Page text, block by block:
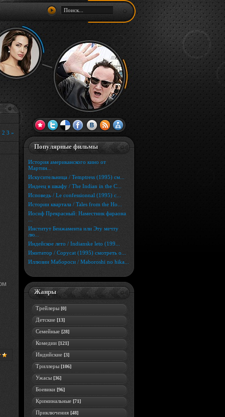
2 3 »
Популярные фильмы
История американского кино от
Мартин...
Искусительница / Temptress (1995) см...
Индеец в шкафу / The Indian in the C...
Исповедь / Le confessionnal (1995) с...
Истории квартала / Tales from the Ho...
Иосиф Прекрасный: Наместник фараона
Институт Бенжамента или Эту мечту
лю...
Индейское лето / Indianske leto (199...
Имитатор / Copycat (1995) смотреть о...
Иллюзии Мабороси / Maboroshi no hika...
Жанры
Трейлеры [0]
Детские [13]
Семейные [28]
Комедии [121]
Индийские [3]
Триллеры [106]
Ужасы [36]
Боевики [96]
Криминальные [71]
Приключения [48]